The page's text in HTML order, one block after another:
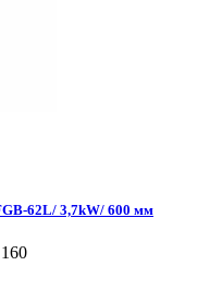
62L/ 3,7kW/ 600 мм